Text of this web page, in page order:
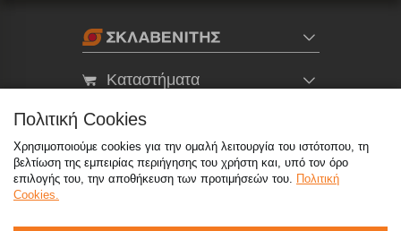
Καταστήματα
eMarket
800 117 7777 (μόνο από σταθερό, χωρίς χρέωση),
Πολιτική Cookies
Χρησιμοποιούμε cookies για την ομαλή λειτουργία του ιστότοπου, τη
βελτίωση της εμπειρίας περιήγησης του χρήστη και, υπό τον όρο
επιλογής του, την αποθήκευση των προτιμήσεών του. Πολιτική
Cookies.